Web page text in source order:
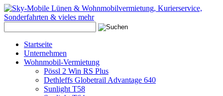
Startseite
Unternehmen
Wohnmobil-Vermietung
Pössl 2 Win RS Plus
Dethleffs Globetrail Advantage 640
Sunlight T58